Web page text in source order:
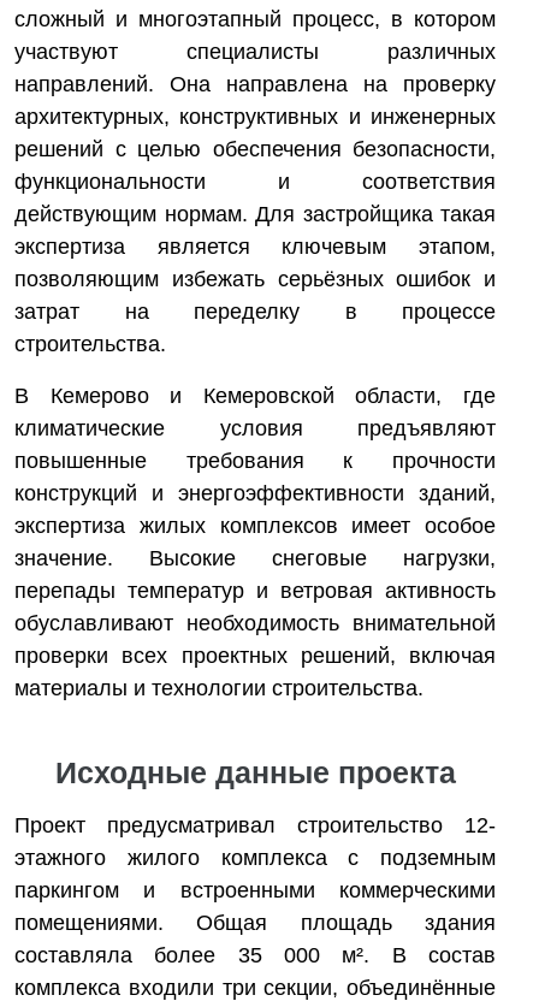
сложный и многоэтапный процесс, в котором
участвуют специалисты различных
направлений. Она направлена на проверку
архитектурных, конструктивных и инженерных
решений с целью обеспечения безопасности,
функциональности и соответствия
действующим нормам. Для застройщика такая
экспертиза является ключевым этапом,
позволяющим избежать серьёзных ошибок и
затрат на переделку в процессе
строительства.
В Кемерово и Кемеровской области, где
климатические условия предъявляют
повышенные требования к прочности
конструкций и энергоэффективности зданий,
экспертиза жилых комплексов имеет особое
значение. Высокие снеговые нагрузки,
перепады температур и ветровая активность
обуславливают необходимость внимательной
проверки всех проектных решений, включая
материалы и технологии строительства.
Исходные данные проекта
Проект предусматривал строительство 12-
этажного жилого комплекса с подземным
паркингом и встроенными коммерческими
помещениями. Общая площадь здания
составляла более 35 000 м². В состав
комплекса входили три секции, объединённые